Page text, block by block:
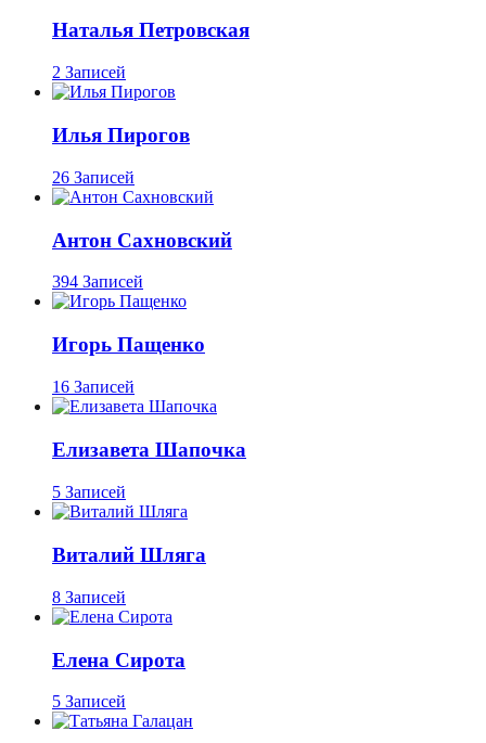
Наталья Петровская
2 Записей
Илья Пирогов
26 Записей
Антон Сахновский
394 Записей
Игорь Пащенко
16 Записей
Елизавета Шапочка
5 Записей
Виталий Шляга
8 Записей
Елена Сирота
5 Записей